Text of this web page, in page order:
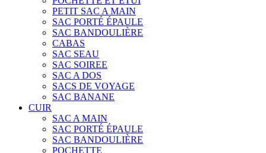
PETIT SAC A MAIN
SAC PORTÉ ÉPAULE
SAC BANDOULIÈRE
CABAS
SAC SEAU
SAC SOIREE
SAC A DOS
SACS DE VOYAGE
SAC BANANE
CUIR
SAC A MAIN
SAC PORTÉ ÉPAULE
SAC BANDOULIÈRE
POCHETTE